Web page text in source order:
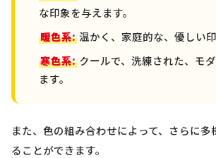
な印象を与えます。
暖色系: 温かく、家庭的な、優しい印
寒色系: クールで、洗練された、モ
ます。
また、色の組み合わせによって、さらに多
ることができます。